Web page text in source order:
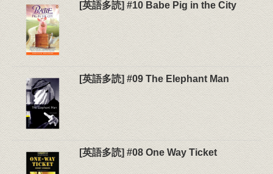
[英語多読] #10 Babe Pig in the City
[英語多読] #09 The Elephant Man
[英語多読] #08 One Way Ticket